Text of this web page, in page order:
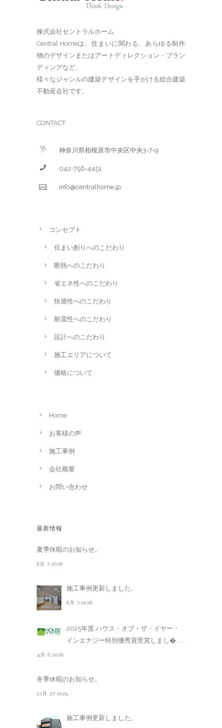
株式会社セントラルホーム
Central Homeは、住まいに関わる、あらゆる制作
物のデザインまたはアートディレクション・ブラン
ディングなど、
様々なジャンルの建築デザインを手がける総合建築
不動産会社です。
CONTACT
神奈川県相模原市中央区中央3-7-9
042-756-4451
info@centralhome.jp
コンセプト
住まい創りへのこだわり
断熱へのこだわり
省エネ性へのこだわり
快適性へのこだわり
耐震性へのこだわり
設計へのこだわり
施工エリアについて
価格について
Home
お客様の声
施工事例
会社概要
お問い合わせ
最新情報
夏季休暇のお知らせ。
8月 7,2026
施工事例更新しました。
8月 7,2026
2025年度 ハウス・オブ・ザ・イヤー・
インエナジー特別優秀賞受賞しまし�. . .
4月 6,2026
冬季休暇のお知らせ。
12月 27,2025
施工事例更新しました。